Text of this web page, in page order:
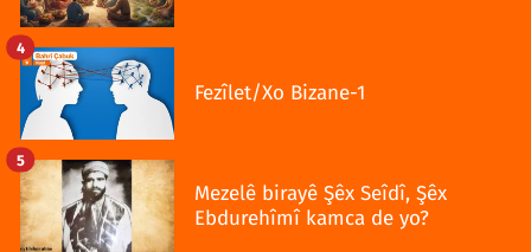
Fezîlet/Xo Bizane-1
4
Mezelê birayê Şêx Seîdî, Şêx
Ebdurehîmî kamca de yo?
5